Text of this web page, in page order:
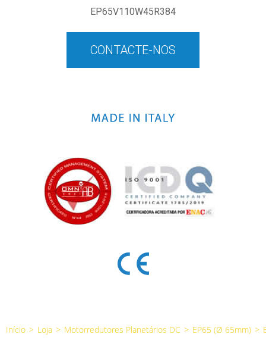
EP65V110W45R384
CONTACTE-NOS
Início > Loja > Motorredutores Planetários DC > EP65 (Ø 65mm) >